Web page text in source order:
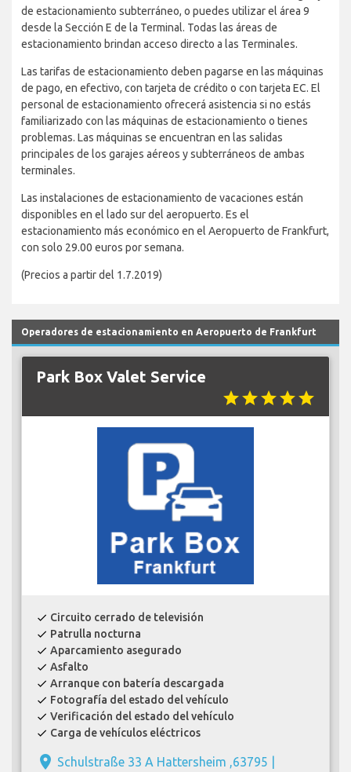
de estacionamiento subterráneo, o puedes utilizar el área 9
desde la Sección E de la Terminal. Todas las áreas de
estacionamiento brindan acceso directo a las Terminales.
Las tarifas de estacionamiento deben pagarse en las máquinas
de pago, en efectivo, con tarjeta de crédito o con tarjeta EC. El
personal de estacionamiento ofrecerá asistencia si no estás
familiarizado con las máquinas de estacionamiento o tienes
problemas. Las máquinas se encuentran en las salidas
principales de los garajes aéreos y subterráneos de ambas
terminales.
Las instalaciones de estacionamiento de vacaciones están
disponibles en el lado sur del aeropuerto. Es el
estacionamiento más económico en el Aeropuerto de Frankfurt,
con solo 29.00 euros por semana.
(Precios a partir del 1.7.2019)
Operadores de estacionamiento en Aeropuerto de Frankfurt
Park Box Valet Service
starstarstarstarstar
check Circuito cerrado de televisión
check Patrulla nocturna
check Aparcamiento asegurado
check Asfalto
check Arranque con batería descargada
check Fotografía del estado del vehículo
check Verificación del estado del vehículo
check Carga de vehículos eléctricos
place Schulstraße 33 A Hattersheim ,63795 |